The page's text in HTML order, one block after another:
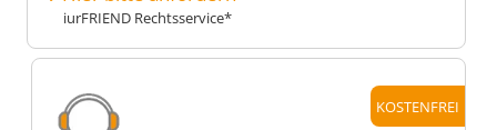
iurFRIEND Rechtsservice*
KOSTENFREI